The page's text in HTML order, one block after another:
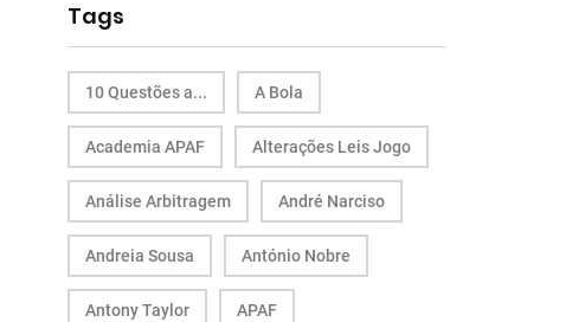
Tags
10 Questões a... A Bola
Academia APAF Alterações Leis Jogo
Análise Arbitragem André Narciso
Andreia Sousa António Nobre
Antony Taylor APAF